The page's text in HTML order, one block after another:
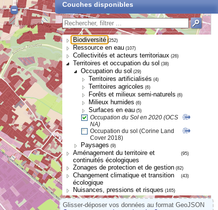
Couches disponibles
Biodiversité (252)
Ressource en eau (107)
Collectivités et acteurs territoriaux (26)
Territoires et occupation du sol (38)
Occupation du sol (29)
Territoires artificialisés (4)
Territoires agricoles (6)
Forêts et milieux semi-naturels (6)
Milieux humides (6)
Surfaces en eau (5)
Occupation du Sol en 2020 (OCS
NA)
Occupation du sol (Corine Land
Cover 2018)
Paysages (9)
Aménagement du territoire et
continuités écologiques
(95)
Zonages de protection et de gestion (82)
Changement climatique et transition
écologique
(43)
Nuisances, pressions et risques (165)
Glisser-déposer vos données au format GeoJSON